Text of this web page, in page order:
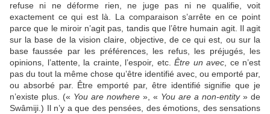
refuse ni ne déforme rien, ne juge pas ni ne qualifie, voit
exactement ce qui est là. La comparaison s’arrête en ce point
parce que le miroir n’agit pas, tandis que l’être humain agit. Il agit
sur la base de la vision claire, objective, de ce qui est, ou sur la
base faussée par les préférences, les refus, les préjugés, les
opinions, l’attente, la crainte, l’espoir, etc. Être un avec , ce n’est
pas du tout la même chose qu’être identifié avec, ou emporté par,
ou absorbé par. Être emporté par, être identifié signifie que je
n’existe plus. (« You are nowhere », « You are a non-entity » de
Swâmiji.) Il n’y a que des pensées, des émotions, des sensations